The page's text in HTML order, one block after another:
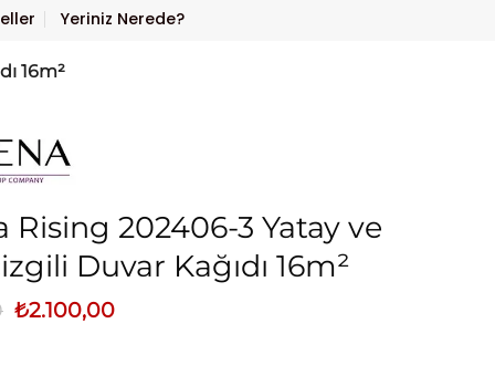
Yeriniz Nerede?
16m²
Rising 202406-3 Yatay ve
Duvar Kağıdı 16m²
Orijinal
₺2.100,00Şu